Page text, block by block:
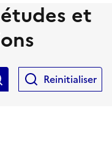
et
RechercherReinitialiser